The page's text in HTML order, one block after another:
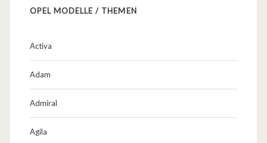
OPEL MODELLE / THEMEN
Activa
Adam
Admiral
Agila